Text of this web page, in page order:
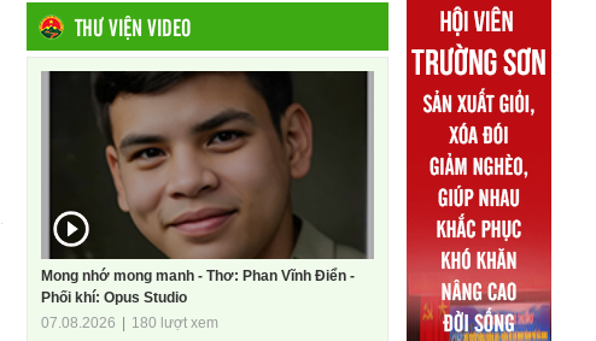
THƯ VIỆN VIDEO
Mong nhớ mong manh - Thơ: Phan Vĩnh Điển -
Phối khí: Opus Studio
07.08.2026
180 lượt xem